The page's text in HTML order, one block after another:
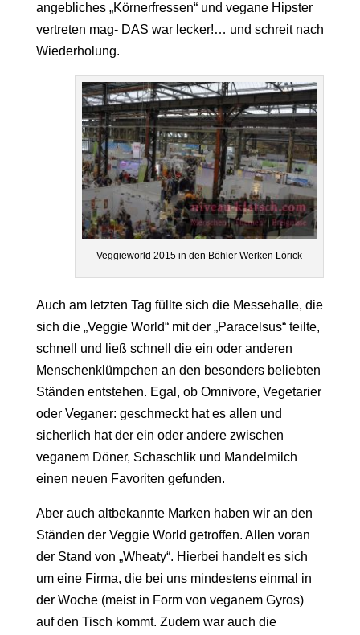
angebliches „Körnerfressen“ und vegane Hipster
vertreten mag- DAS war lecker!… und schreit nach
Wiederholung.
Veggieworld 2015 in den Böhler Werken Lörick
Auch am letzten Tag füllte sich die Messehalle, die
sich die „Veggie World“ mit der „Paracelsus“ teilte,
schnell und ließ schnell die ein oder anderen
Menschenklümpchen an den besonders beliebten
Ständen entstehen. Egal, ob Omnivore, Vegetarier
oder Veganer: geschmeckt hat es allen und
sicherlich hat der ein oder andere zwischen
veganem Döner, Schaschlik und Mandelmilch
einen neuen Favoriten gefunden.
Aber auch altbekannte Marken haben wir an den
Ständen der Veggie World getroffen. Allen voran
der Stand von „Wheaty“. Hierbei handelt es sich
um eine Firma, die bei uns mindestens einmal in
der Woche (meist in Form von veganem Gyros)
auf den Tisch kommt. Zudem war auch die